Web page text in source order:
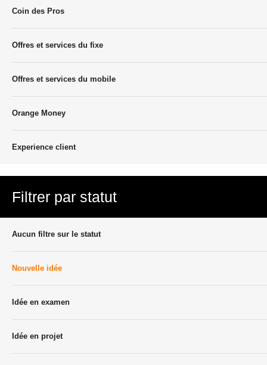
Coin des Pros
Offres et services du fixe
Offres et services du mobile
Orange Money
Experience client
Filtrer par statut
Aucun filtre sur le statut
Nouvelle idée
Idée en examen
Idée en projet